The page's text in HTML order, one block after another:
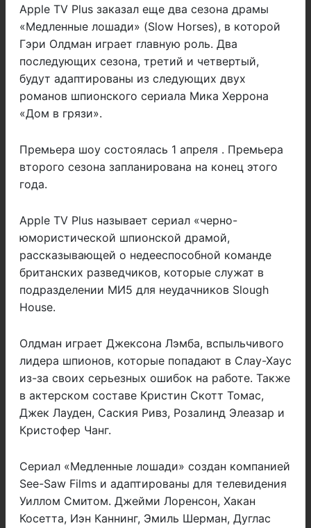
Apple TV Plus заказал еще два сезона драмы
«Медленные лошади» (Slow Horses), в которой
Гэри Олдман играет главную роль. Два
последующих сезона, третий и четвертый,
будут адаптированы из следующих двух
романов шпионского сериала Мика Херрона
«Дом в грязи».
Премьера шоу состоялась 1 апреля . Премьера
второго сезона запланирована на конец этого
года.
Apple TV Plus называет сериал «черно-
юмористической шпионской драмой,
рассказывающей о недееспособной команде
британских разведчиков, которые служат в
подразделении МИ5 для неудачников Slough
House.
Олдман играет Джексона Лэмба, вспыльчивого
лидера шпионов, которые попадают в Слау-Хаус
из-за своих серьезных ошибок на работе. Также
в актерском составе Кристин Скотт Томас,
Джек Лауден, Саския Ривз, Розалинд Элеазар и
Кристофер Чанг.
Сериал «Медленные лошади» создан компанией
See-Saw Films и адаптированы для телевидения
Уиллом Смитом. Джейми Лоренсон, Хакан
Косетта, Иэн Каннинг, Эмиль Шерман, Дуглас